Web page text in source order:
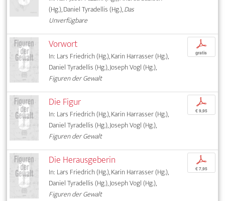
(Hg.), Daniel Tyradellis (Hg.),Das
Unverfügbare
Vorwort
In: Lars Friedrich (Hg.), Karin Harrasser (Hg.),
Daniel Tyradellis (Hg.), Joseph Vogl (Hg.),
Figuren der Gewalt
p
gratis
Die Figur
In: Lars Friedrich (Hg.), Karin Harrasser (Hg.),
Daniel Tyradellis (Hg.), Joseph Vogl (Hg.),
Figuren der Gewalt
p
€ 9,95
Die Herausgeberin
In: Lars Friedrich (Hg.), Karin Harrasser (Hg.),
Daniel Tyradellis (Hg.), Joseph Vogl (Hg.),
Figuren der Gewalt
p
€ 7,95